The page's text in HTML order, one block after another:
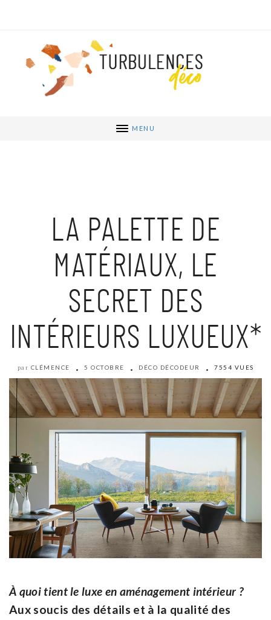
MENU
LA PALETTE DE
MATÉRIAUX, LE
SECRET DES
INTÉRIEURS LUXUEUX*
par CLÉMENCE 5 OCTOBRE DÉCO DÉCODEUR 7554 VUES
À quoi tient le luxe en aménagement intérieur ?
Aux soucis des détails et à la qualité des